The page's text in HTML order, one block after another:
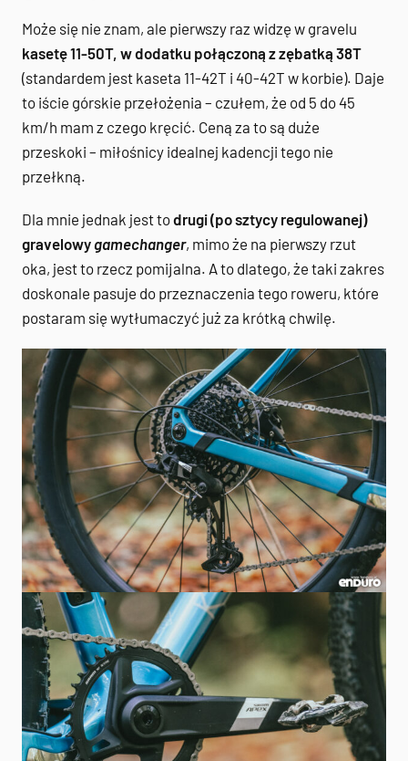
Może się nie znam, ale pierwszy raz widzę w gravelu
kasetę 11-50T, w dodatku połączoną z zębatką 38T
(standardem jest kaseta 11-42T i 40-42T w korbie). Daje
to iście górskie przełożenia – czułem, że od 5 do 45
km/h mam z czego kręcić. Ceną za to są duże
przeskoki – miłośnicy idealnej kadencji tego nie
przełkną.
Dla mnie jednak jest todrugi (po sztycy regulowanej)
gravelowy gamechanger, mimo że na pierwszy rzut
oka, jest to rzecz pomijalna. A to dlatego, że taki zakres
doskonale pasuje do przeznaczenia tego roweru, które
postaram się wytłumaczyć już za krótką chwilę.